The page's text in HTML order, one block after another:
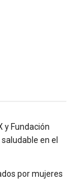
y Fundación
en el
por mujeres